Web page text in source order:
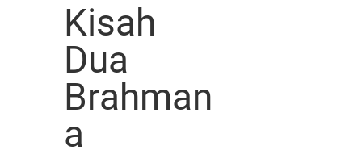
Kisah
Dua
Brahman
a